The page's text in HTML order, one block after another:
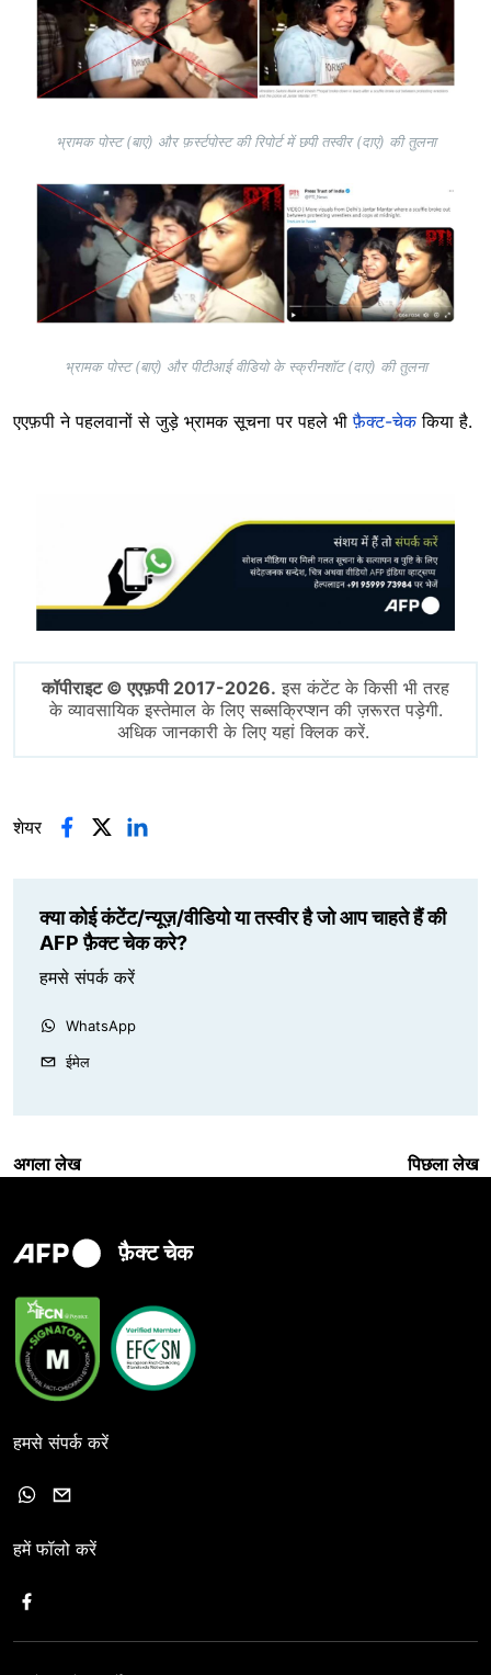
भ्रामक पोस्ट (बाएं) और फ़र्स्टपोस्ट की रिपोर्ट में छपी तस्वीर (दाएं) की तुलना
Image
भ्रामक पोस्ट (बाएं) और पीटीआई वीडियो के स्क्रीनशॉट (दाएं) की तुलना
एएफ़पी ने पहलवानों से जुड़े भ्रामक सूचना पर पहले भीफ़ैक्ट-चेककिया है.
कॉपीराइट © एएफ़पी 2017-2026. इस कंटेंट के किसी भी तरह
के व्यावसायिक इस्तेमाल के लिए सब्सक्रिप्शन की ज़रूरत पड़ेगी.
अधिक जानकारी के लिए यहां क्लिक करें.
शेयर
क्या कोई कंटेंट/न्यूज़/वीडियो या तस्वीर है जो आप चाहते हैं की
AFP फ़ैक्ट चेक करे?
हमसे संपर्क करें
WhatsApp
ईमेल
अगला लेख पिछला लेख
फ़ैक्ट चेक
हमसे संपर्क करें
हमें फॉलो करें